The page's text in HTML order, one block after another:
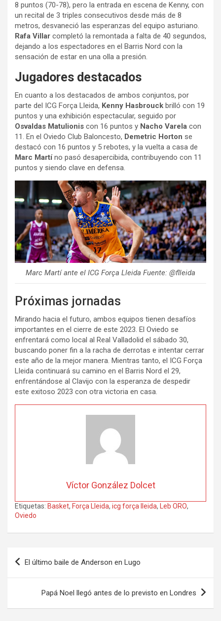
8 puntos (70-78), pero la entrada en escena de Kenny, con
un recital de 3 triples consecutivos desde más de 8
metros, desvaneció las esperanzas del equipo asturiano.
Rafa Villar completó la remontada a falta de 40 segundos,
dejando a los espectadores en el Barris Nord con la
sensación de estar en una olla a presión.
Jugadores destacados
En cuanto a los destacados de ambos conjuntos, por
parte del ICG Força Lleida, Kenny Hasbrouck brilló con 19
puntos y una exhibición espectacular, seguido por
Osvaldas Matulionis con 16 puntos y Nacho Varela con
11. En el Oviedo Club Baloncesto, Demetric Horton se
destacó con 16 puntos y 5 rebotes, y la vuelta a casa de
Marc Martíno pasó desapercibida, contribuyendo con 11
puntos y siendo clave en defensa.
Marc Martí ante el ICG Força Lleida Fuente: @flleida
Próximas jornadas
Mirando hacia el futuro, ambos equipos tienen desafíos
importantes en el cierre de este 2023. El Oviedo se
enfrentará como local al Real Valladolid el sábado 30,
buscando poner fin a la racha de derrotas e intentar cerrar
este año de la mejor manera. Mientras tanto, el ICG Força
Lleida continuará su camino en el Barris Nord el 29,
enfrentándose al Clavijo con la esperanza de despedir
este exitoso 2023 con otra victoria en casa.
Víctor González Dolcet
Etiquetas: Basket, Força Lleida, icg força lleida, Leb ORO,
Oviedo
Navegación
de
El último baile de Anderson en Lugo
Papá Noel llegó antes de lo previsto en Londres